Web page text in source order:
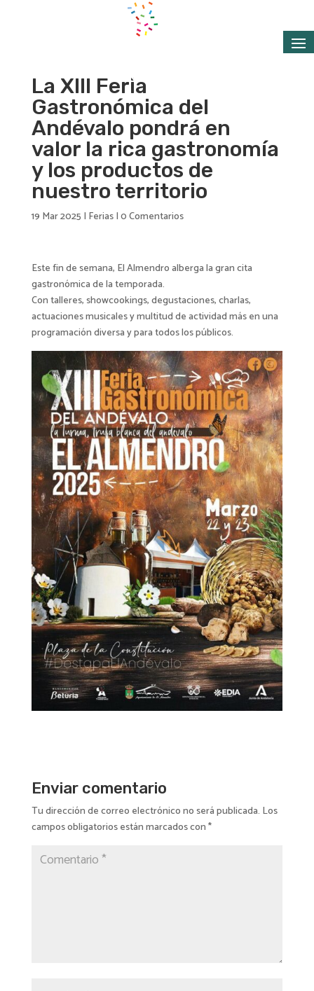
La XIII Feria
Gastronómica del
Andévalo pondrá en
valor la rica gastronomía
y los productos de
nuestro territorio
19 Mar 2025 | Ferias|0 Comentarios
Este fin de semana, El Almendro alberga la gran cita
gastronómica de la temporada.
Con talleres, showcookings, degustaciones, charlas,
actuaciones musicales y multitud de actividad más en una
programación diversa y para todos los públicos.
Enviar comentario
Tu dirección de correo electrónico no será publicada. Los
campos obligatorios están marcados con*